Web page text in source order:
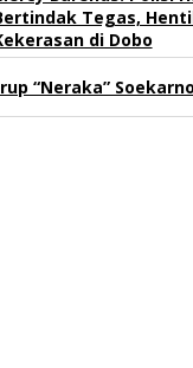
Tegas,
di Dobo
“Neraka”